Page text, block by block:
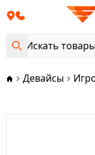
Девайсы